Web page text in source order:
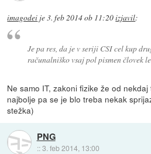
imagodei je3. feb 2014 ob 11:20izjavil:
Je pa res, da je v seriji CSI cel kup
računalniško vsaj pol pismen človek
Ne samo IT, zakoni fizike že od
najbolje pa se je blo treba nekak
stežka)
PNG
::3. feb 2014, 13:00